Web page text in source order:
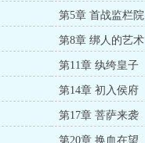
第5章 首战监栏院
第8章 绑人的艺术
第11章 纨绔皇子
第14章 初入侯府
第17章 菩萨来袭
第20章 换血在望